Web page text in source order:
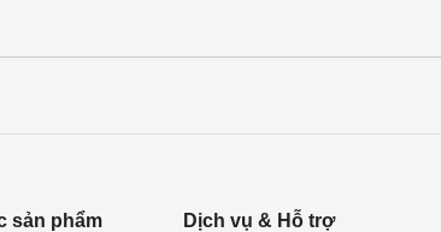
sản phẩm Dịch vụ & Hỗ trợ